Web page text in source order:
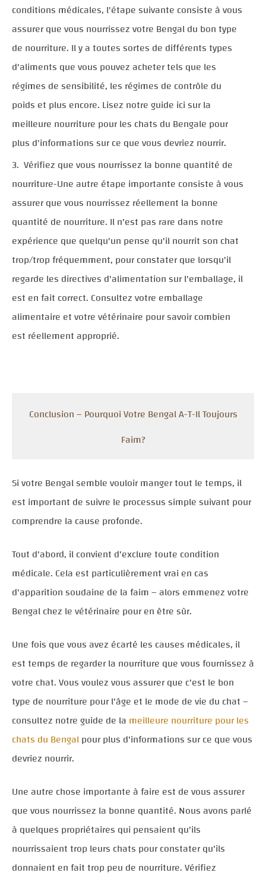
conditions médicales, l'étape suivante consiste à vous
assurer que vous nourrissez votre Bengal du bon type
de nourriture. Il y a toutes sortes de différents types
d'aliments que vous pouvez acheter tels que les
régimes de sensibilité, les régimes de contrôle du
poids et plus encore. Lisez notre guide ici sur la
meilleure nourriture pour les chats du Bengale pour
plus d'informations sur ce que vous devriez nourrir.
Vérifiez que vous nourrissez la bonne quantité de
nourriture-Une autre étape importante consiste à vous
assurer que vous nourrissez réellement la bonne
quantité de nourriture. Il n'est pas rare dans notre
expérience que quelqu'un pense qu'il nourrit son chat
trop/trop fréquemment, pour constater que lorsqu'il
regarde les directives d'alimentation sur l'emballage, il
est en fait correct. Consultez votre emballage
alimentaire et votre vétérinaire pour savoir combien
est réellement approprié.
Conclusion – Pourquoi Votre Bengal A-T-Il Toujours
Faim?
Si votre Bengal semble vouloir manger tout le temps, il
est important de suivre le processus simple suivant pour
comprendre la cause profonde.
Tout d'abord, il convient d'exclure toute condition
médicale. Cela est particulièrement vrai en cas
d'apparition soudaine de la faim – alors emmenez votre
Bengal chez le vétérinaire pour en être sûr.
Une fois que vous avez écarté les causes médicales, il
est temps de regarder la nourriture que vous fournissez à
votre chat. Vous voulez vous assurer que c'est le bon
type de nourriture pour l'âge et le mode de vie du chat –
consultez notre guide de la meilleure nourriture pour les
chats du Bengalpour plus d'informations sur ce que vous
devriez nourrir.
Une autre chose importante à faire est de vous assurer
que vous nourrissez la bonne quantité. Nous avons parlé
à quelques propriétaires qui pensaient qu'ils
nourrissaient trop leurs chats pour constater qu'ils
donnaient en fait trop peu de nourriture. Vérifiez